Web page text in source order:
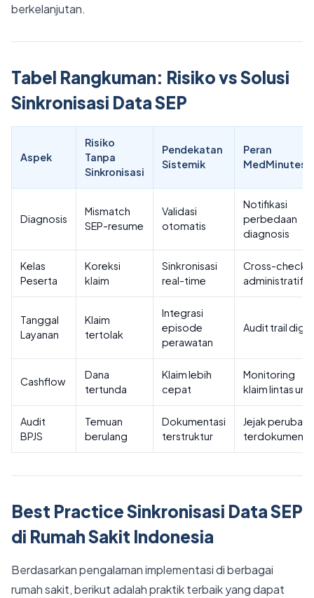
berkelanjutan.
Tabel Rangkuman: Risiko vs Solusi
Sinkronisasi Data SEP
Aspek
Risiko
Tanpa
Sinkronisasi
Pendekatan
Sistemik
Peran
MedMinutes
Diagnosis
Mismatch
SEP-resume
Validasi
otomatis
Notifikasi
perbedaan
diagnosis
Kelas
Peserta
Koreksi
klaim
Sinkronisasi
real-time
Cross-check
administratif
Tanggal
Layanan
Klaim
tertolak
Integrasi
episode
perawatan
Audit trail
Cashflow
Dana
tertunda
Klaim lebih
cepat
Monitoring
klaim lintas unit
Audit
BPJS
Temuan
berulang
Dokumentasi
terstruktur
Jejak
Best Practice Sinkronisasi Data SEP
di Rumah Sakit Indonesia
Berdasarkan pengalaman implementasi di berbagai
rumah sakit, berikut adalah praktik terbaik yang dapat